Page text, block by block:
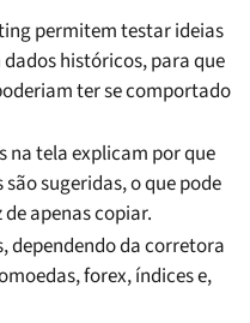
permitem testar ideias
históricos, para que
ter se comportado
na tela explicam por que
sugeridas, o que pode
apenas copiar.
dependendo da corretora
forex, índices e,